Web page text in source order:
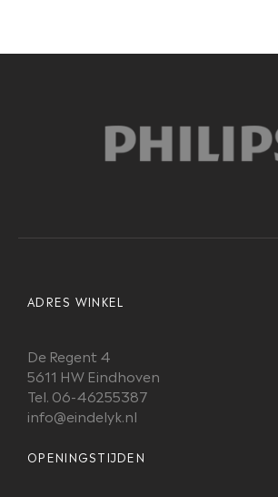
ADRES WINKEL
De Regent 4
5611 HW Eindhoven
Tel. 06-46255387
info@eindelyk.nl
OPENINGSTIJDEN